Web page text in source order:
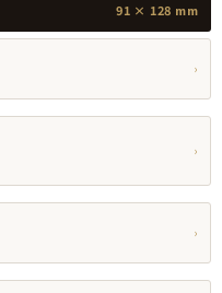
91 × 128 mm
›
›
›